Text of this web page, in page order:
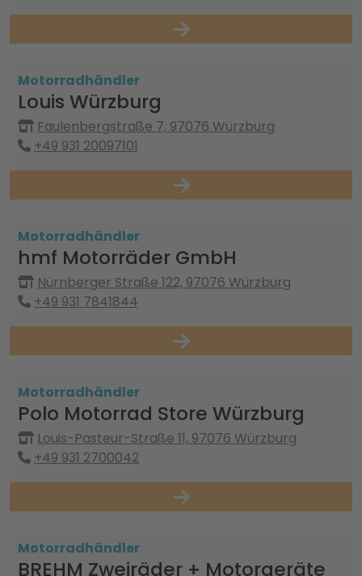
Motorradhändler
Louis Würzburg
Faulenbergstraße 7, 97076 Würzburg
+49 931 20097101
Motorradhändler
hmf Motorräder GmbH
Nürnberger Straße 122, 97076 Würzburg
+49 931 7841844
Motorradhändler
Polo Motorrad Store Würzburg
Louis-Pasteur-Straße 11, 97076 Würzburg
+49 931 2700042
Motorradhändler
BREHM Zweiräder + Motorgeräte